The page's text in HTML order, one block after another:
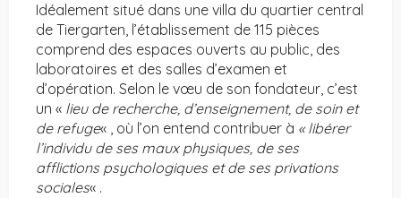
Idéalement situé dans une villa du quartier central
de Tiergarten, l’établissement de 115 pièces
comprend des espaces ouverts au public, des
laboratoires et des salles d’examen et
d’opération. Selon le vœu de son fondateur, c’est
un « lieu de recherche, d’enseignement, de soin et
de refuge« , où l’on entend contribuer à « libérer
l’individu de ses maux physiques, de ses
afflictions psychologiques et de ses privations
sociales« .